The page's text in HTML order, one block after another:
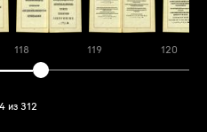
118 119 120
из 312